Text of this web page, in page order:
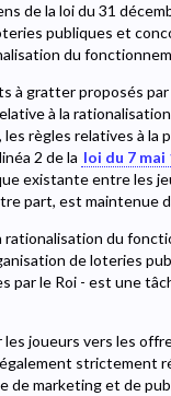
de la loi du 31
publiques et
du
à gratter proposés
à la
règles relatives à
2 de la loi du 7 mai
existante entre les
part, est maintenue
rationalisation du
de loteries
par le Roi - est une
joueurs vers les
strictement
de marketing et de